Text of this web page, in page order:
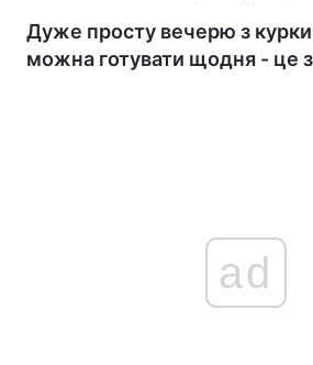
Дуже просту вечерю з курки
можна готувати щодня - це
ad